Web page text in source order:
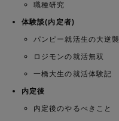
職種研究
体験談(内定者)
パンピー就活生の大逆襲
ロジモンの就活無双
一橋大生の就活体験記
内定後
内定後のやるべきこと